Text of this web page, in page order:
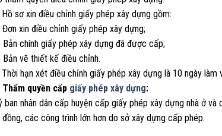
Hồ sơ xin điều chỉnh giấy phép xây dựng gồm:
Đơn xin điều chỉnh giấy phép xây dựng;
Bản chính giấy phép xây dựng đã được cấp;
Bản vẽ thiết kế điều chỉnh.
Thời hạn xét điều chỉnh giấy phép xây dựng là 10 ngày
Thẩm quyền cấp giấy phép xây dựng:
ban nhân dân cấp huyện cấp giấy phép xây dựng nhà ở
các công trình lớn hơn do sở xây dựng cấp phép.